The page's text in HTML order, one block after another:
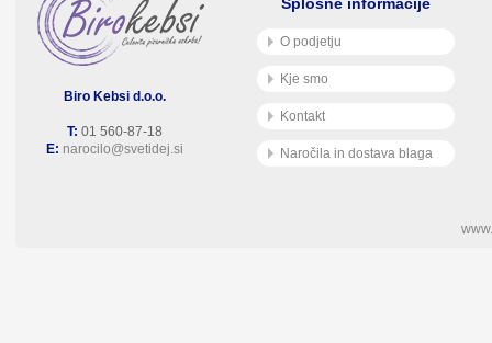
Biro Kebsi d.o.o.
T: 01 560-87-18
E: narocilo@svetidej.si
O podjetju
Kje smo
Kontakt
Naročila in dostava blaga